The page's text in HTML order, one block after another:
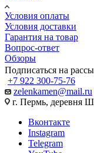
Условия оплаты
Условия доставки
Гарантия на товар
Вопрос-ответ
Обзоры
Подписаться на
+7 922 300-75-76
zelenkamen@mail.ru
г. Пермь, деревня
Вконтакте
Instagram
Telegram